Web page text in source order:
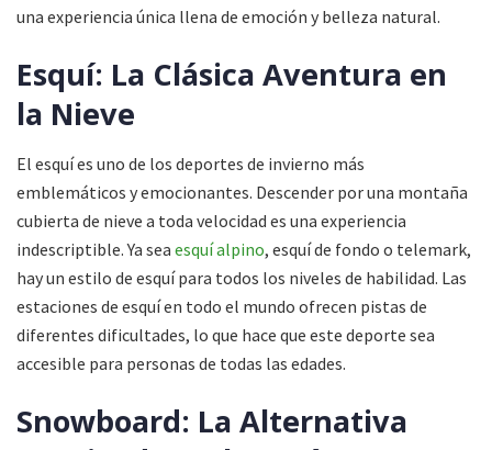
una experiencia única llena de emoción y belleza natural.
Esquí: La Clásica Aventura en
la Nieve
El esquí es uno de los deportes de invierno más
emblemáticos y emocionantes. Descender por una montaña
cubierta de nieve a toda velocidad es una experiencia
indescriptible. Ya sea esquí alpino, esquí de fondo o telemark,
hay un estilo de esquí para todos los niveles de habilidad. Las
estaciones de esquí en todo el mundo ofrecen pistas de
diferentes dificultades, lo que hace que este deporte sea
accesible para personas de todas las edades.
Snowboard: La Alternativa